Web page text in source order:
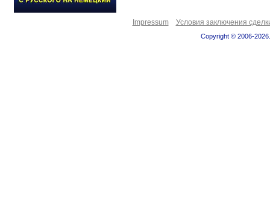
Impressum Условия заключения
Copyright © 2006-